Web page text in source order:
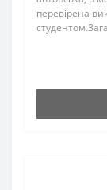
перевірена